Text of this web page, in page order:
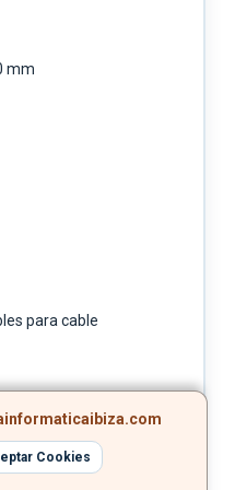
mm
para cable
RCM
Cookies